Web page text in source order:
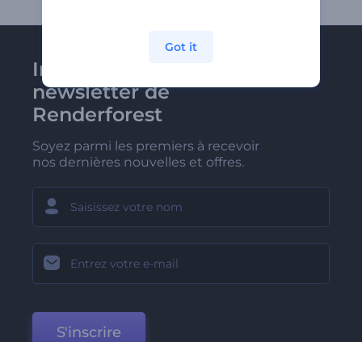
Inscrivez-vous à la
newsletter de
Renderforest
Soyez parmi les premiers à recevoir
nos dernières nouvelles et offres.
S'inscrire
Got it